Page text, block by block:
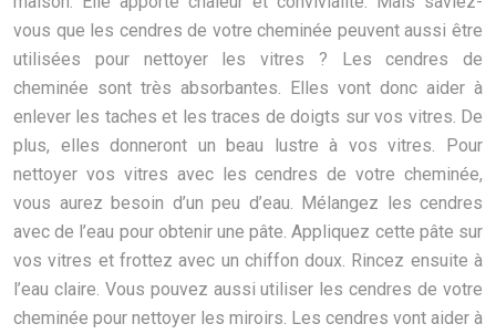
vous que les cendres de votre cheminée peuvent aussi être
utilisées pour nettoyer les vitres ? Les cendres de
cheminée sont très absorbantes. Elles vont donc aider à
enlever les taches et les traces de doigts sur vos vitres. De
plus, elles donneront un beau lustre à vos vitres. Pour
nettoyer vos vitres avec les cendres de votre cheminée,
vous aurez besoin d’un peu d’eau. Mélangez les cendres
avec de l’eau pour obtenir une pâte. Appliquez cette pâte sur
vos vitres et frottez avec un chiffon doux. Rincez ensuite à
l’eau claire. Vous pouvez aussi utiliser les cendres de votre
cheminée pour nettoyer les miroirs. Les cendres vont aider à